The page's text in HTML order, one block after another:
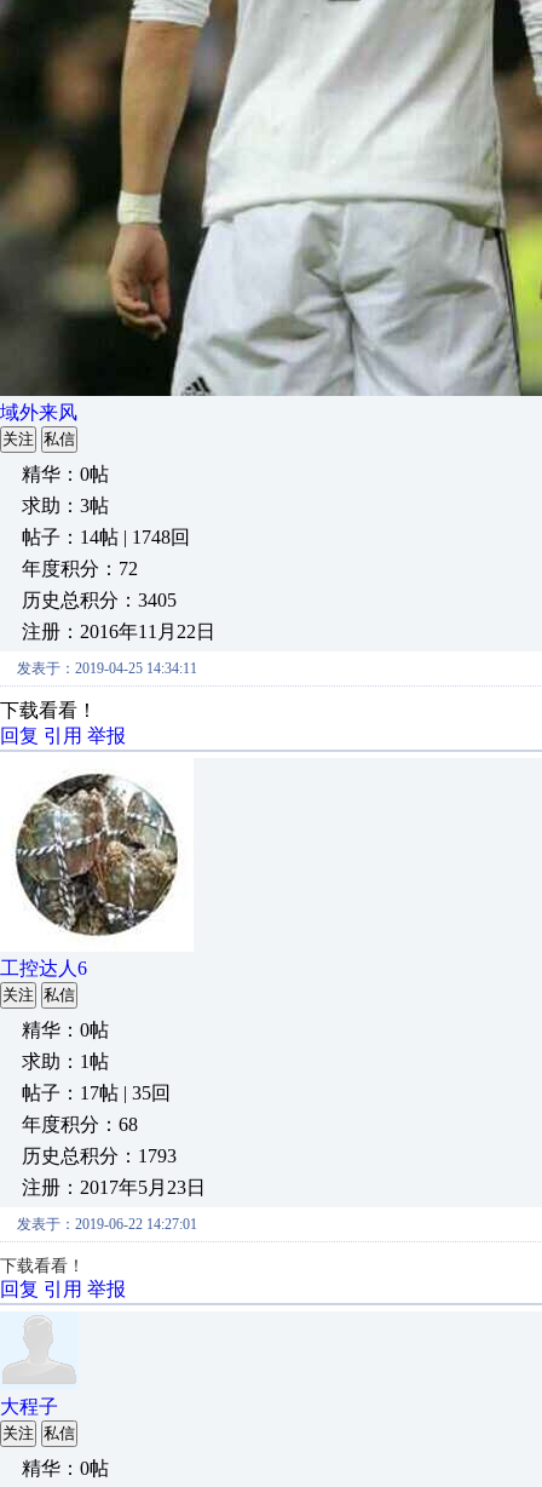
域外来风
关注 私信
精华：0帖
求助：3帖
帖子：14帖 | 1748回
年度积分：72
历史总积分：3405
注册：2016年11月22日
发表于：2019-04-25 14:34:11
下载看看！
回复 引用 举报
工控达人6
关注 私信
精华：0帖
求助：1帖
帖子：17帖 | 35回
年度积分：68
历史总积分：1793
注册：2017年5月23日
发表于：2019-06-22 14:27:01
下载看看！
回复 引用 举报
大程子
关注 私信
精华：0帖